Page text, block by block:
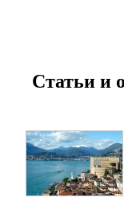
Статьи и